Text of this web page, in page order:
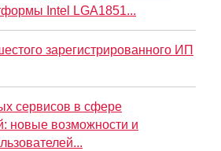
Intel LGA1851...
зарегистрированного ИП
сервисов в сфере
новые возможности и